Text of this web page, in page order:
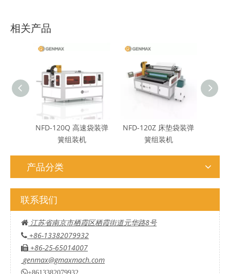
相关产品
NFD-120Q 高速袋装弹
簧组装机
NFD-120Z 床垫袋装弹
簧组装机
产品分类
联系我们
 江苏省南京市栖霞区栖霞街道元华路8号
 +86-13382079932
 +86-25-65014007
genmax@gmaxmach.com
+8613382079932